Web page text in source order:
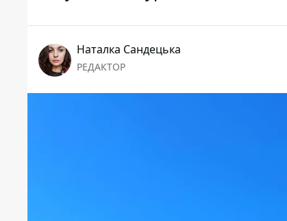
Наталка Сандецька
РЕДАКТОР